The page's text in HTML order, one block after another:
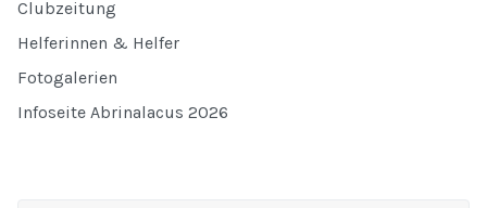
Clubzeitung
Helferinnen & Helfer
Fotogalerien
Infoseite Abrinalacus 2026